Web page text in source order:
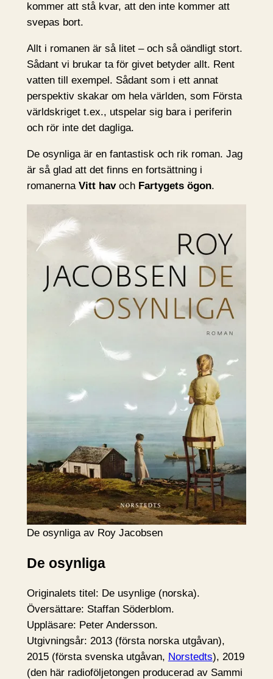
kommer att stå kvar, att den inte kommer att
svepas bort.
Allt i romanen är så litet – och så oändligt stort.
Sådant vi brukar ta för givet betyder allt. Rent
vatten till exempel. Sådant som i ett annat
perspektiv skakar om hela världen, som Första
världskriget t.ex., utspelar sig bara i periferin
och rör inte det dagliga.
De osynliga är en fantastisk och rik roman. Jag
är så glad att det finns en fortsättning i
romanerna Vitt havoch Fartygets ögon.
De osynliga av Roy Jacobsen
De osynliga
Originalets titel: De usynlige (norska).
Översättare: Staffan Söderblom.
Uppläsare: Peter Andersson.
Utgivningsår: 2013 (första norska utgåvan),
2015 (första svenska utgåvan, Norstedts), 2019
(den här radioföljetongen producerad av Sammi